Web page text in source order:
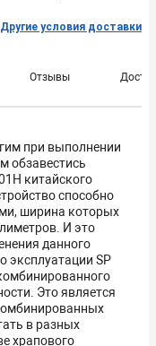
Другие условия доставки
Отзывы
при выполнении
обзавестись
китайского
способно
ширина которых
И это
данного
эксплуатации SР
Это является
в разных
храпового